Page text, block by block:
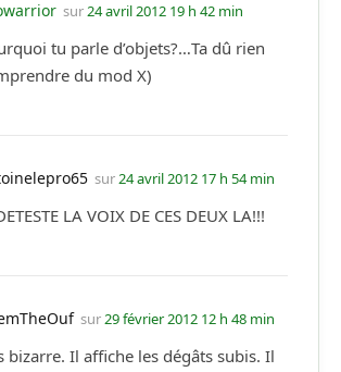
sur24 avril 2012 19 h 42 min
tu parle d’objets?…Ta dû rien
du mod X)
sur24 avril 2012 17 h 54 min
LA VOIX DE CES DEUX LA!!!
sur29 février 2012 12 h 48 min
bizarre. Il affiche les dégâts subis. Il